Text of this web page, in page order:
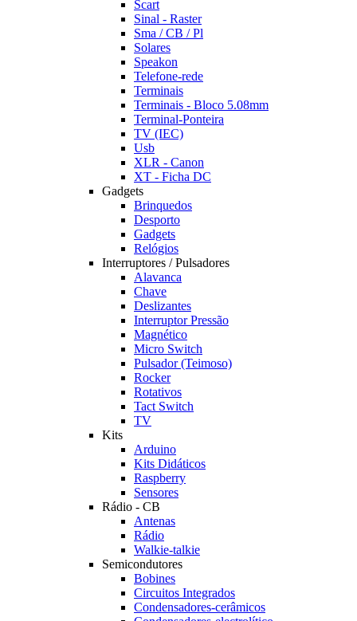
Scart
Sinal - Raster
Sma / CB / Pl
Solares
Speakon
Telefone-rede
Terminais
Terminais - Bloco 5.08mm
Terminal-Ponteira
TV (IEC)
Usb
XLR - Canon
XT - Ficha DC
Gadgets
Brinquedos
Desporto
Gadgets
Relógios
Interruptores / Pulsadores
Alavanca
Chave
Deslizantes
Interruptor Pressão
Magnético
Micro Switch
Pulsador (Teimoso)
Rocker
Rotativos
Tact Switch
TV
Kits
Arduino
Kits Didáticos
Raspberry
Sensores
Rádio - CB
Antenas
Rádio
Walkie-talkie
Semicondutores
Bobines
Circuitos Integrados
Condensadores-cerâmicos